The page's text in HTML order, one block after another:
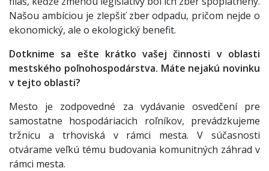
Našou ambíciou je zlepšiť zber odpadu, pričom nejde o
ekonomický, ale o ekologický benefit.
Dotknime sa ešte krátko vašej činnosti v oblasti
mestského poľnohospodárstva. Máte nejakú novinku
v tejto oblasti?
Mesto je zodpovedné za vydávanie osvedčení pre
samostatne hospodáriacich roľníkov, prevádzkujeme
tržnicu a trhoviská v rámci mesta. V súčasnosti
otvárame veľkú tému budovania komunitných záhrad v
rámci mesta.